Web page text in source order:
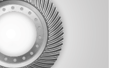
DIŞLILERI